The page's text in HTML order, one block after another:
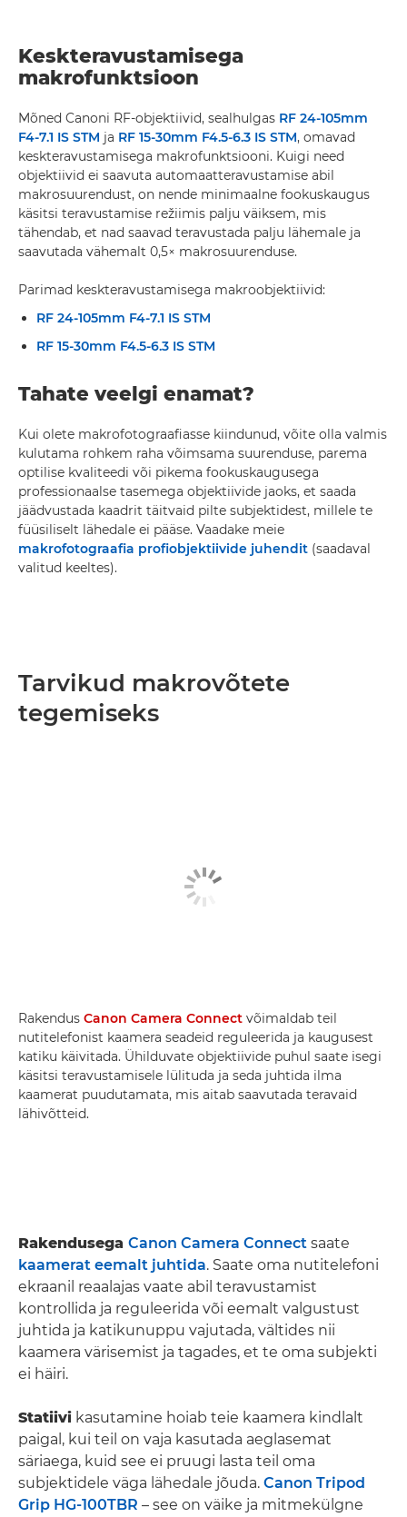
Keskteravustamisega
makrofunktsioon
Mõned Canoni RF-objektiivid, sealhulgas RF 24-105mm
F4-7.1 IS STM ja RF 15-30mm F4.5-6.3 IS STM, omavad
keskteravustamisega makrofunktsiooni. Kuigi need
objektiivid ei saavuta automaatteravustamise abil
makrosuurendust, on nende minimaalne fookuskaugus
käsitsi teravustamise režiimis palju väiksem, mis
tähendab, et nad saavad teravustada palju lähemale ja
saavutada vähemalt 0,5× makrosuurenduse.
Parimad keskteravustamisega makroobjektiivid:
RF 24-105mm F4-7.1 IS STM
RF 15-30mm F4.5-6.3 IS STM
Tahate veelgi enamat?
Kui olete makrofotograafiasse kiindunud, võite olla valmis
kulutama rohkem raha võimsama suurenduse, parema
optilise kvaliteedi või pikema fookuskaugusega
professionaalse tasemega objektiivide jaoks, et saada
jäädvustada kaadrit täitvaid pilte subjektidest, millele te
füüsiliselt lähedale ei pääse. Vaadake meie
makrofotograafia profiobjektiivide juhendit (saadaval
valitud keeltes).
Tarvikud makrovõtete
tegemiseks
Rakendus Canon Camera Connect võimaldab teil
nutitelefonist kaamera seadeid reguleerida ja kaugusest
katiku käivitada. Ühilduvate objektiivide puhul saate isegi
käsitsi teravustamisele lülituda ja seda juhtida ilma
kaamerat puudutamata, mis aitab saavutada teravaid
lähivõtteid.
Rakendusega Canon Camera Connect saate
kaamerat eemalt juhtida. Saate oma nutitelefoni
ekraanil reaalajas vaate abil teravustamist
kontrollida ja reguleerida või eemalt valgustust
juhtida ja katikunuppu vajutada, vältides nii
kaamera värisemist ja tagades, et te oma subjekti
ei häiri.
Statiivi kasutamine hoiab teie kaamera kindlalt
paigal, kui teil on vaja kasutada aeglasemat
säriaega, kuid see ei pruugi lasta teil oma
subjektidele väga lähedale jõuda. Canon Tripod
Grip HG-100TBR – see on väike ja mitmekülgne